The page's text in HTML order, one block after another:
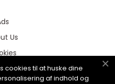
Us
cookies til at huske dine
af indhold og